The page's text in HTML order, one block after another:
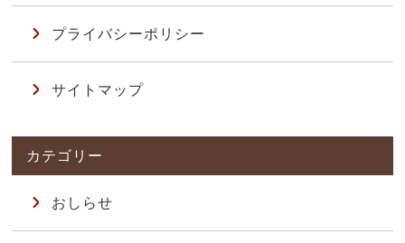
プライバシーポリシー
サイトマップ
おしらせ